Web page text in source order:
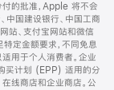
的批准，Apple 将不会
中国建设银行、中国工商
站、支付宝网站和微信
特定金额要求，不同免息
用于个人消费者。企业
买计划 (EPP) 适用的分
线商店和企业商店。公